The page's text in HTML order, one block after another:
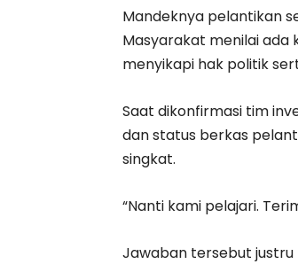
Mandeknya pelantikan
Masyarakat menilai ada
menyikapi hak politik
Saat dikonfirmasi tim
dan status berkas
singkat.
“Nanti kami pelajari.
Jawaban tersebut